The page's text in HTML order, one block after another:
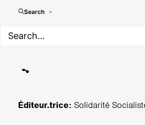
Search
Sans terre, sans
creuseurs du
Éditeur.trice: Solidarité